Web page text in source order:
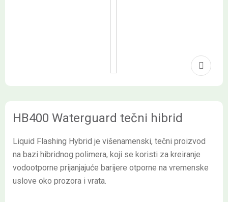
HB400 Waterguard tečni hibrid
Liquid Flashing Hybrid je višenamenski, tečni proizvod
na bazi hibridnog polimera, koji se koristi za kreiranje
vodootporne prijanjajuće barijere otporne na vremenske
uslove oko prozora i vrata.